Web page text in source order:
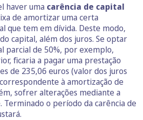
haver uma carência de capital
de amortizar uma certa
que tem em dívida. Deste modo,
capital, além dos juros. Se optar
parcial de 50%, por exemplo,
ficaria a pagar uma prestação
de 235,06 euros (valor dos juros
à amortização de
sofrer alterações mediante a
Terminado o período da carência de